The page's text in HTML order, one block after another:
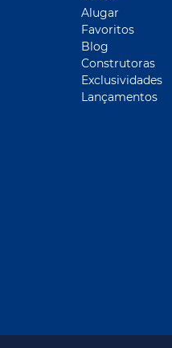
Alugar
Favoritos
Blog
Construtoras
Exclusividades
Lançamentos